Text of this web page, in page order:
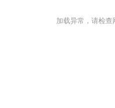
加载异常，请检查